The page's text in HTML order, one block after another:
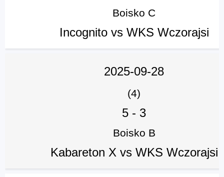
Boisko C
Incognito vs WKS Wczorajsi
2025-09-28
(4)
5 - 3
Boisko B
Kabareton X vs WKS Wczorajsi